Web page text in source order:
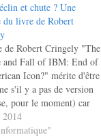
et chute ? Une
du livre de Robert
de Robert Cringely "The
and Fall of IBM: End of
Icon?" mérite d'être
s'il y a pas de version
pour le moment) car
analyse en profondeur
qui vont reléguer big
2014